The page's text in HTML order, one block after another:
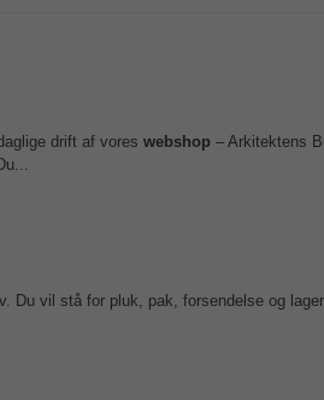
drift af vores webshop – Arkitektens
Du vil stå for pluk, pak, forsendelse og